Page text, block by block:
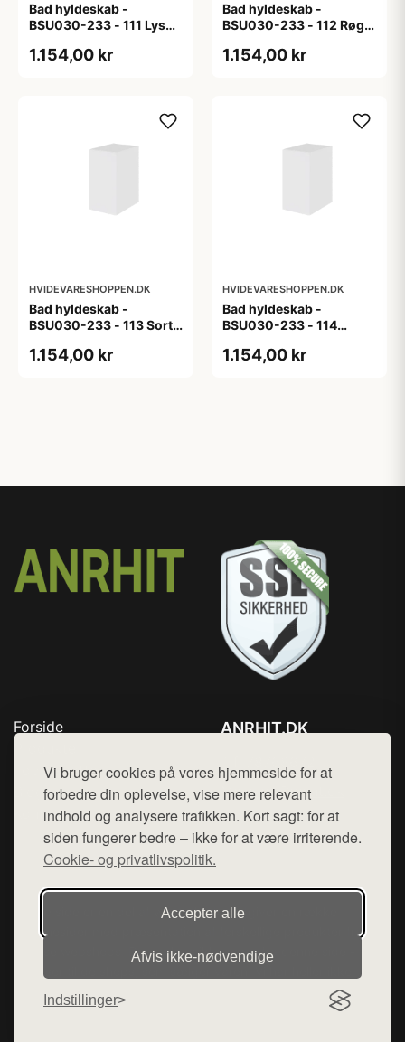
Vi bruger cookies på vores hjemmeside for at
forbedre din oplevelse, vise mere relevant
indhold og analysere trafikken. Kort sagt: for at
siden fungerer bedre – ikke for at være irriterende.
Cookie- og privatlivspolitik.
Accepter alle
Afvis ikke‑nødvendige
Indstillinger
Bad hyldeskab -
BSU030-233 - 111 Lys
1.154,00 kr
Bad hyldeskab -
BSU030-233 - 112 Røget
1.154,00 kr
HVIDEVARESHOPPEN.DK
Bad hyldeskab -
BSU030-233 - 113 Sort
1.154,00 kr
HVIDEVARESHOPPEN.DK
Bad hyldeskab -
BSU030-233 - 114
m/eg ABS-kant
1.154,00 kr
Forside
Top Rabatter
Blog
Kontakt
ANRHIT.DK
Mail: hej@want.dk
Cookie- og privatlivspolitik
Denne side er en del af want.dk, der udgiver en række
hjemmesider med præsentation af forskellige produkter fra
diverse webshops. Der sælges ikke varer fra denne side - vi
henviser til de shops, som sælger varen. Vi har heller ikke
varerne på lager.